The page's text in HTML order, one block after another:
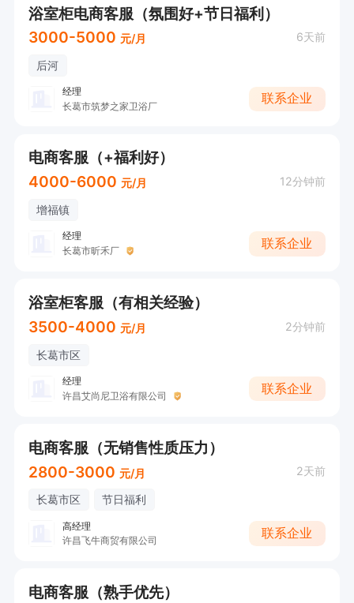
浴室柜电商客服（氛围好+节日福利）
3000-5000 元/月 6天前
后河
经理
长葛市筑梦之家卫浴厂
联系企业
电商客服（+福利好）
4000-6000 元/月 12分钟前
增福镇
经理
长葛市昕禾厂
联系企业
浴室柜客服（有相关经验）
3500-4000 元/月 2分钟前
长葛市区
经理
许昌艾尚尼卫浴有限公司
联系企业
电商客服（无销售性质压力）
2800-3000 元/月 2天前
长葛市区 节日福利
高经理
许昌飞牛商贸有限公司
联系企业
电商客服（熟手优先）